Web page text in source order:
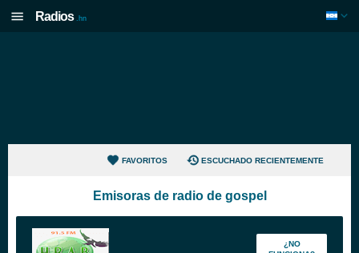
Radios .hn
FAVORITOS ESCUCHADO RECIENTEMENTE
Emisoras de radio de gospel
¿NO